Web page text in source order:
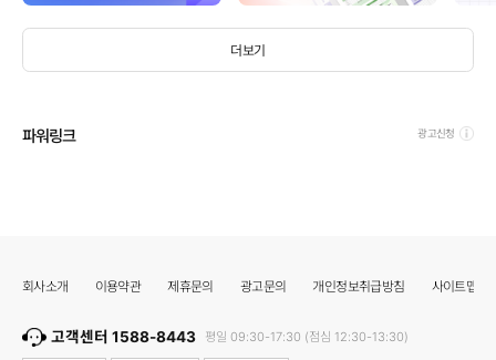
더보기
파워링크 광고신청
회사소개 이용약관 제휴문의 광고문의 개인정보취급방침 사이트맵
고객센터 1588-8443 평일 09:30-17:30 (점심 12:30-13:30)